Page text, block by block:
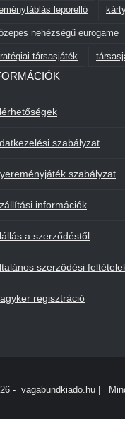
leporelló
nehézségű eurogame
társasjáték
szabályzat
szabályzat
információk
a szerződéstől
szerződési
regisztráció
- vagabundkiado.hu |